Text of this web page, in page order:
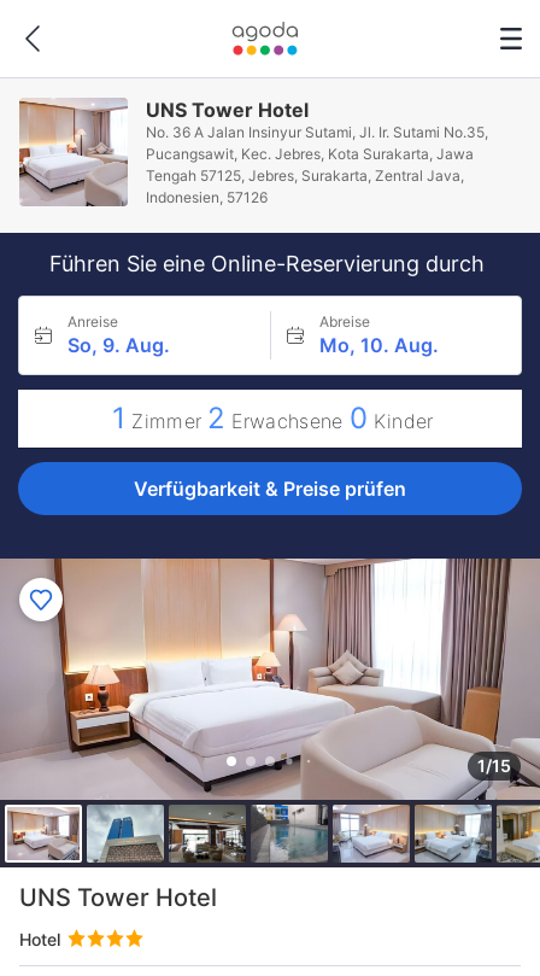
UNS Tower Hotel
No. 36 A Jalan Insinyur Sutami, Jl. Ir. Sutami No.35,
Pucangsawit, Kec. Jebres, Kota Surakarta, Jawa
Tengah 57125, Jebres, Surakarta, Zentral Java,
Indonesien, 57126
Führen Sie eine Online-Reservierung durch
Anreise
So, 9. Aug.
Abreise
Mo, 10. Aug.
1 Zimmer 2 Erwachsene 0 Kinder
Verfügbarkeit & Preise prüfen
1/15
UNS Tower Hotel
Hotel